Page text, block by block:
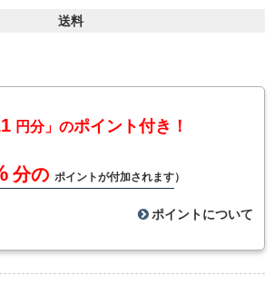
送料
円分」のポイント付き！
分の ポイントが付加されます）
ポイントについて